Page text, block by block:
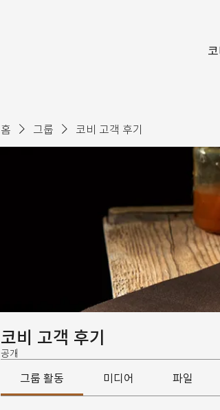
홈 그룹 코비 고객 후기
코비 고객 후기
공개
그룹 활동 미디어 파일